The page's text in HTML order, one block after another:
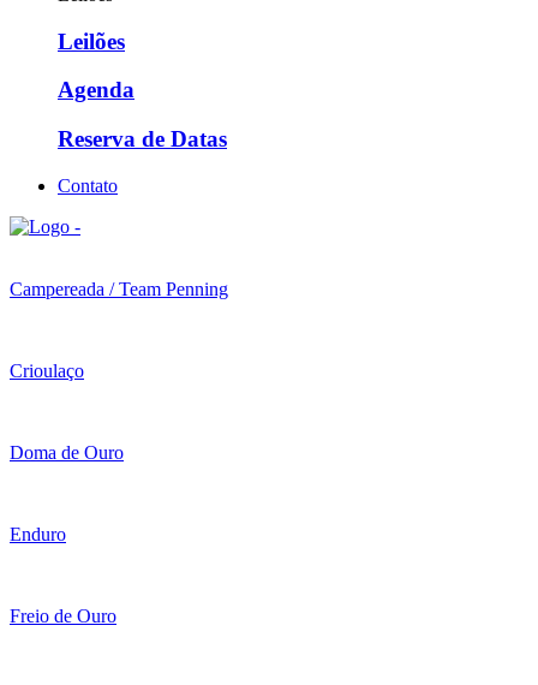
Leilões
Agenda
Reserva de Datas
Contato
Campereada / Team Penning
Crioulaço
Doma de Ouro
Enduro
Freio de Ouro